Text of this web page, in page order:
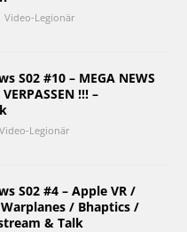
Video-Legionär
S02 #10 – MEGA NEWS
!!! –
Video-Legionär
S02 #4 – Apple VR /
Warplanes / Bhaptics /
& Talk